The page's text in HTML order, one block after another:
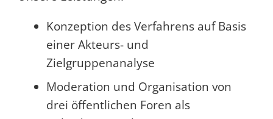
Konzeption des Verfahrens auf Basis
einer Akteurs- und
Zielgruppenanalyse
Moderation und Organisation von
drei öffentlichen Foren als